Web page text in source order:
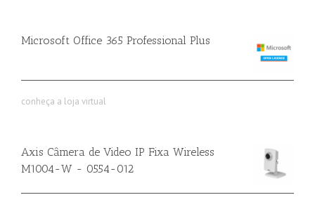
Microsoft Office 365 Professional Plus
conheça a loja virtual
Axis Câmera de Video IP Fixa Wireless
M1004-W - 0554-012